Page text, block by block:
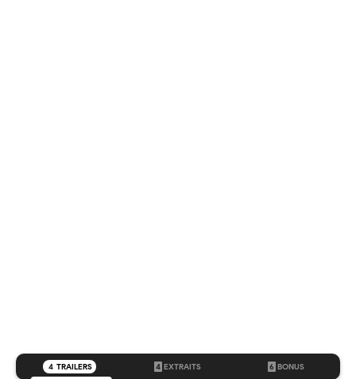
4 TRAILERS 4 EXTRAITS 6 BONUS